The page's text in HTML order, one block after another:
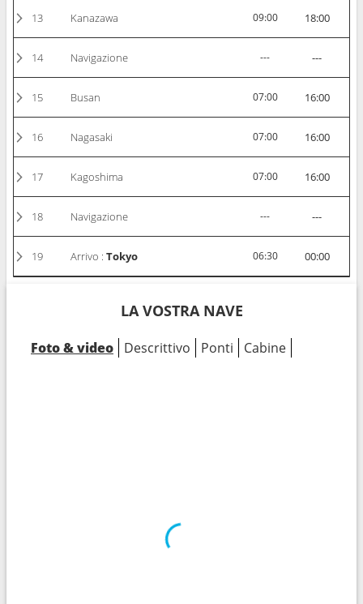
13 Kanazawa 09:00 18:00
14 Navigazione --- ---
15 Busan 07:00 16:00
16 Nagasaki 07:00 16:00
17 Kagoshima 07:00 16:00
18 Navigazione --- ---
19 Arrivo :Tokyo 06:30 00:00
LA VOSTRA NAVE
Foto & video Descrittivo Ponti Cabine